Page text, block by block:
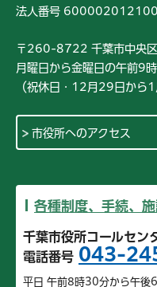
法人番号
〒260-8722 千葉市中央
月曜日から金曜日の午前9
（祝休日・12月29日から1
市役所へのアクセス
各種制度、手続、
千葉市役所コールセン
電話番号 043-
平日 午前8時30分から午後